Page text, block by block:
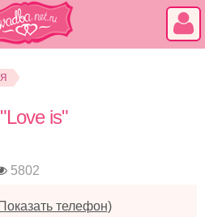
is"
5802
телефон)